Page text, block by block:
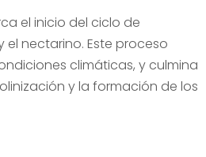
el inicio del ciclo de
nectarino. Este proceso
climáticas, y culmina
y la formación de los